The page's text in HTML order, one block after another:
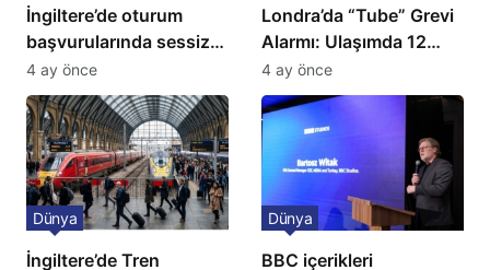
İngiltere’de oturum
başvurularında sessiz
kriz: Büyükelçilikten
açıklama!
4 ay önce
Londra’da “Tube” Grevi
Alarmı: Ulaşımda 12
Günlük Kaos Kapıda
4 ay önce
İngiltere’de Tren
Dünya
BBC içerikleri
Dünya